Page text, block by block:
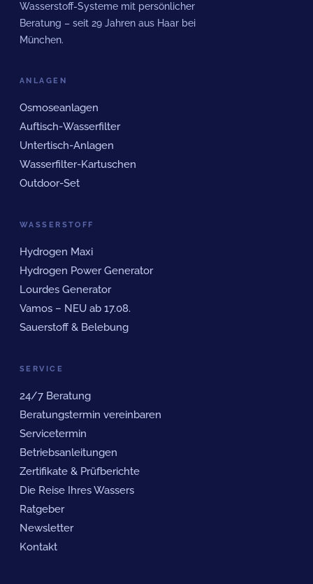
Wasserstoff-Systeme mit persönlicher
Beratung – seit 29 Jahren aus Haar bei
München.
ANLAGEN
Osmoseanlagen
Auftisch-Wasserfilter
Untertisch-Anlagen
Wasserfilter-Kartuschen
Outdoor-Set
WASSERSTOFF
Hydrogen Maxi
Hydrogen Power Generator
Lourdes Generator
Vamos – NEU ab 17.08.
Sauerstoff & Belebung
SERVICE
24/7 Beratung
Beratungstermin vereinbaren
Servicetermin
Betriebsanleitungen
Zertifikate & Prüfberichte
Die Reise Ihres Wassers
Ratgeber
Newsletter
Kontakt